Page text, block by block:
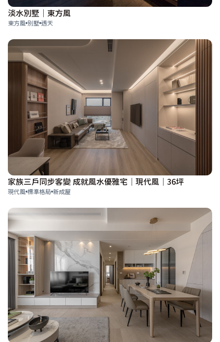
淡水別墅｜東方風
東方風 別墅 透天
家族三戶同步客變 成就風水優雅宅｜現代風｜36坪
現代風 標準格局 新成屋